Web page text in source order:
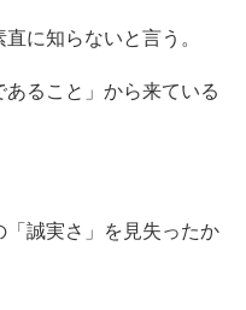
に知らないと言う。
ること」から来ている
誠実さ」を見失ったか